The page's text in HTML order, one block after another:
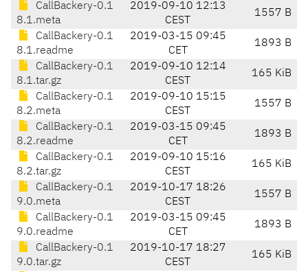
CallBackery-0.1
8.1.meta
2019-09-10 12:13
CEST
1557 B
CallBackery-0.1
8.1.readme
2019-03-15 09:45
CET
1893 B
CallBackery-0.1
8.1.tar.gz
2019-09-10 12:14
CEST
165 KiB
CallBackery-0.1
8.2.meta
2019-09-10 15:15
CEST
1557 B
CallBackery-0.1
8.2.readme
2019-03-15 09:45
CET
1893 B
CallBackery-0.1
8.2.tar.gz
2019-09-10 15:16
CEST
165 KiB
CallBackery-0.1
9.0.meta
2019-10-17 18:26
CEST
1557 B
CallBackery-0.1
9.0.readme
2019-03-15 09:45
CET
1893 B
CallBackery-0.1
9.0.tar.gz
2019-10-17 18:27
CEST
165 KiB